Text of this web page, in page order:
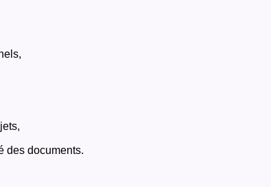
des documents.